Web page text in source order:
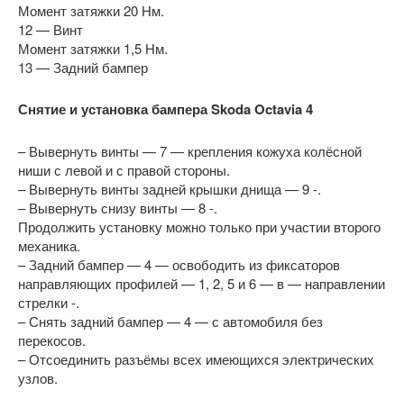
Момент затяжки 20 Нм.
12 — Винт
Момент затяжки 1,5 Нм.
13 — Задний бампер
Снятие и установка бампера Skoda Octavia 4
– Вывернуть винты — 7 — крепления кожуха колёсной
ниши с левой и с правой стороны.
– Вывернуть винты задней крышки днища — 9 -.
– Вывернуть снизу винты — 8 -.
Продолжить установку можно только при участии второго
механика.
– Задний бампер — 4 — освободить из фиксаторов
направляющих профилей — 1, 2, 5 и 6 — в — направлении
стрелки -.
– Снять задний бампер — 4 — с автомобиля без
перекосов.
– Отсоединить разъёмы всех имеющихся электрических
узлов.